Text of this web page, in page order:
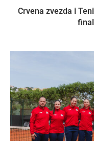
Crvena zvezda i